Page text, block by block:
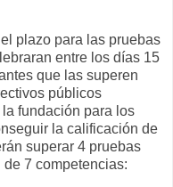
plazo para las pruebas
entre los días 15
que las superen
públicos
fundación para los
la calificación de
superar 4 pruebas
7 competencias: